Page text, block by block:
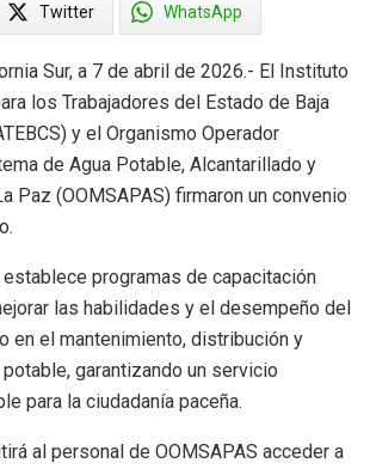
Twitter WhatsApp
Sur, a 7 de abril de 2026.- El Instituto
los Trabajadores del Estado de Baja
y el Organismo Operador
de Agua Potable, Alcantarillado y
Paz (OOMSAPAS) firmaron un convenio
programas de capacitación
las habilidades y el desempeño del
en el mantenimiento, distribución y
garantizando un servicio
para la ciudadanía paceña.
al personal de OOMSAPAS acceder a